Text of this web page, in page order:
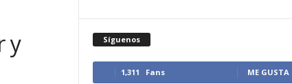
y
Síguenos
1,311 Fans ME GUSTA